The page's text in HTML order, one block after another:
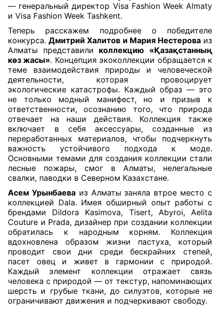
— генеральный директор Visa Fashion Week Almaty
и Visa Fashion Week Tashkent.
Теперь расскажем подробнее о победителе
конкурса.Дмитрий Халитов и Мария Нестероваиз
Алматы представили коллекцию «Қазақстанның
көз жасы». Концепция экоколлекции обращается к
теме взаимодействия природы и человеческой
деятельности, которая провоцирует
экологические катастрофы. Каждый образ — это
не только модный манифест, но и призыв к
ответственности, осознанию того, что природа
отвечает на наши действия. Коллекция также
включает в себя аксессуары, созданные из
переработанных материалов, чтобы подчеркнуть
важность устойчивого подхода к моде.
Основными темами для создания коллекции стали
лесные пожары, смог в Алматы, нелегальные
свалки, паводки в Северном Казахстане.
Асем Урынбаеваиз Алматы заняла втрое место с
коллекцией Dala. Имея обширный опыт работы с
брендами Dildora Kasimova, Tisert, Abyroi, Aelita
Сouture и Prada, дизайнер при создании коллекции
обратилась к народным корням. Коллекция
вдохновлена образом жизни пастуха, который
проводит свои дни среди бескрайних степей,
пасет овец и живет в гармонии с природой.
Каждый элемент коллекции отражает связь
человека с природой — от текстур, напоминающих
шерсть и грубые ткани, до силуэтов, которые не
ограничивают движения и подчеркивают свободу.